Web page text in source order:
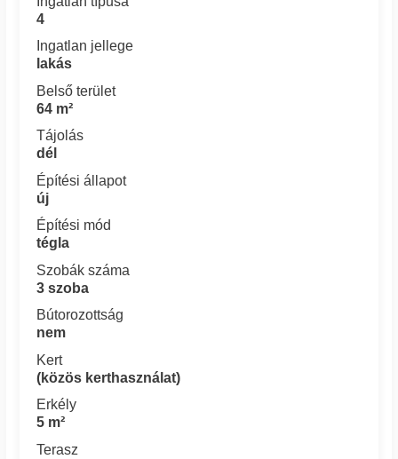
4
Ingatlan jellege
lakás
Belső terület
64 m²
Tájolás
dél
Építési állapot
új
Építési mód
tégla
Szobák száma
3 szoba
Bútorozottság
nem
Kert
(közös kerthasználat)
Erkély
5 m²
Terasz